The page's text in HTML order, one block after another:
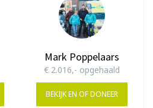
Mark Poppelaars
€ 2.016,- opgehaald
BEKIJK EN OF DONEER